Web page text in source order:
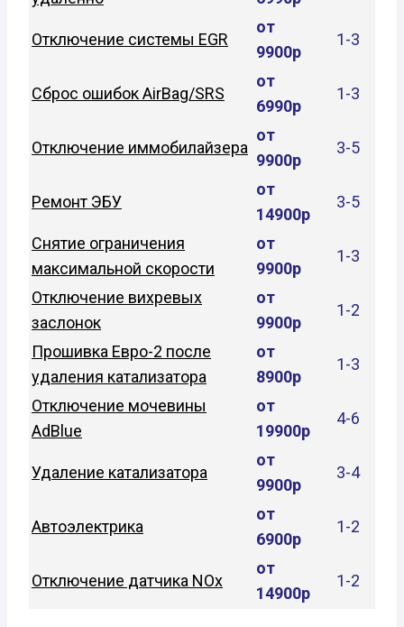
Отключение системы EGR
от
9900р
1-3
Сброс ошибок AirBag/SRS
от
6990р
1-3
Отключение иммобилайзера
от
9900р
3-5
Ремонт ЭБУ
от
14900р
3-5
Снятие ограничения
максимальной скорости
от
9900р
1-3
Отключение вихревых
заслонок
от
9900р
1-2
Прошивка Евро-2 после
удаления катализатора
от
8900р
1-3
Отключение мочевины
AdBlue
от
19900р
4-6
Удаление катализатора
от
9900р
3-4
Автоэлектрика
от
6900р
1-2
Отключение датчика NOx
от
14900р
1-2